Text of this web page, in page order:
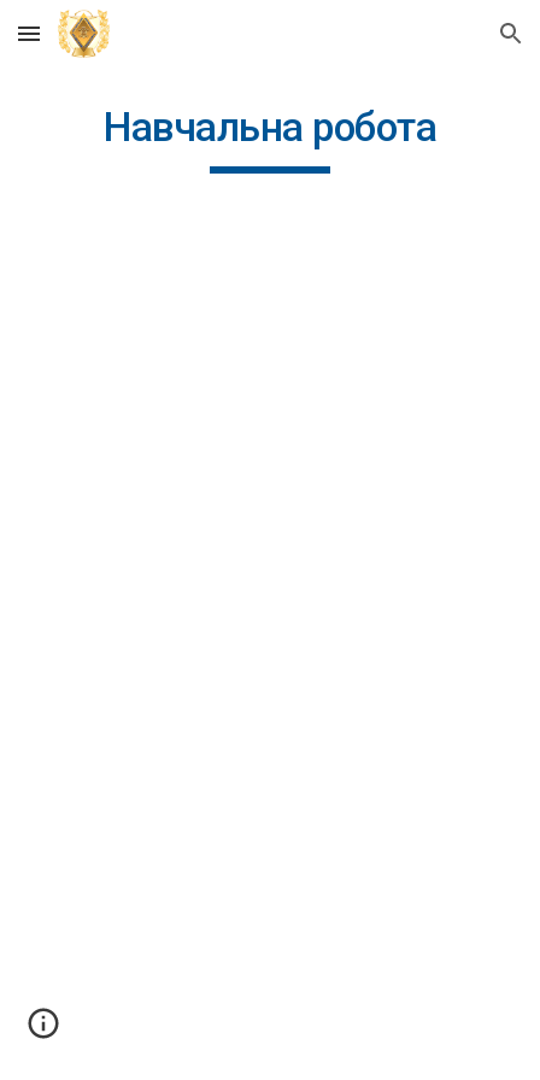
Skip to main content Skip to navigation
Навчальна робота